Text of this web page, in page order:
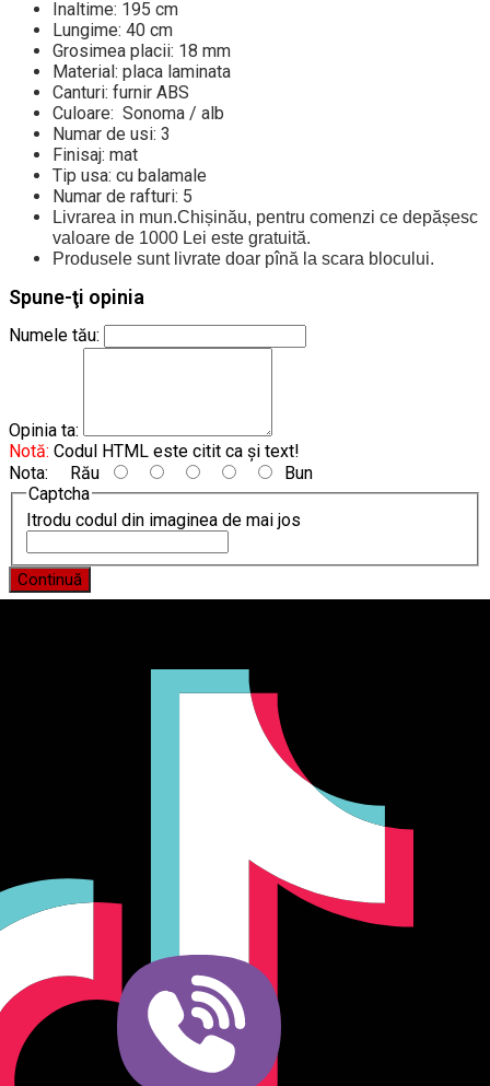
Inaltime: 195 cm
Lungime: 40 cm
Grosimea placii: 18 mm
Material: placa laminata
Canturi: furnir ABS
Culoare: Sonoma / alb
Numar de usi: 3
Finisaj: mat
Tip usa: cu balamale
Numar de rafturi: 5
Livrarea in mun.Chișinău, pentru comenzi ce depășesc
valoare de 1000 Lei este gratuită.
Produsele sunt livrate doar pînă la scara blocului.
Spune-ţi opinia
Numele tău:
Opinia ta:
Notă: Codul HTML este citit ca şi text!
Nota: Rău
Bun
Captcha
Itrodu codul din imaginea de mai jos
Continuă
Producător și importator de mobilier în Chișinău. Descoperă
dormitor și grădină. Calitate, funcționalitate și design
modern pentru orice spațiu.Îți punem la dispoziție soluții
complete de amenajare direct de la producător, cu garanție
extinsă și consultanță gratuită pentru proiectul tău